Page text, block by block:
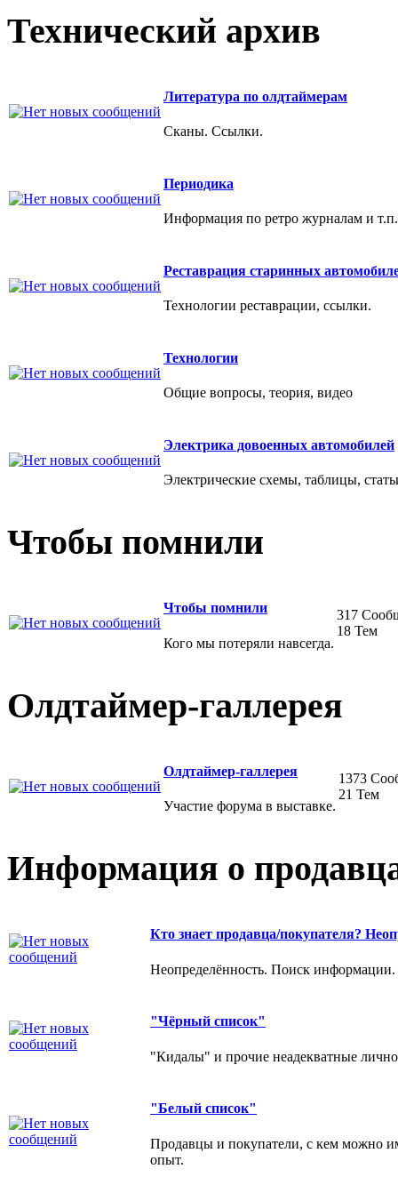
Технический архив
Литература по олдтаймерам
Сканы. Ссылки.
Периодика
Информация по ретро журналам и т.п.
Реставрация старинных
Технологии реставрации, ссылки.
Технологии
Общие вопросы, теория, видео
Электрика довоенных автомобилей
Электрические схемы, таблицы,
Чтобы помнили
Чтобы помнили
Кого мы потеряли навсегда.
317
18 Тем
Олдтаймер-галлерея
Олдтаймер-галлерея
Участие форума в выставке.
1373
21 Тем
Информация о
Кто знает продавца/покупателя?
Неопределённость. Поиск информации.
"Чёрный список"
"Кидалы" и прочие неадекватные
"Белый список"
Продавцы и покупатели, с кем можно
опыт.